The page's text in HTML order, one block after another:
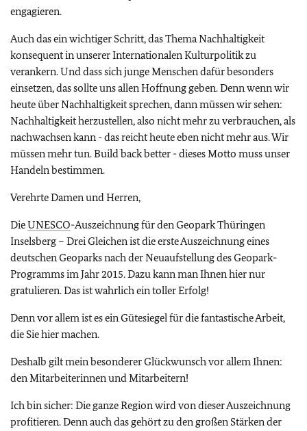
engagieren.
Auch das ein wichtiger Schritt, das Thema Nachhaltigkeit
konsequent in unserer Internationalen Kulturpolitik zu
verankern. Und dass sich junge Menschen dafür besonders
einsetzen, das sollte uns allen Hoffnung geben. Denn wenn wir
heute über Nachhaltigkeit sprechen, dann müssen wir sehen:
Nachhaltigkeit herzustellen, also nicht mehr zu verbrauchen, als
nachwachsen kann - das reicht heute eben nicht mehr aus. Wir
müssen mehr tun. Build back better - dieses Motto muss unser
Handeln bestimmen.
Verehrte Damen und Herren,
DieUNESCO-Auszeichnung für den Geopark Thüringen
Inselsberg – Drei Gleichen ist die erste Auszeichnung eines
deutschen Geoparks nach der Neuaufstellung des Geopark-
Programms im Jahr 2015. Dazu kann man Ihnen hier nur
gratulieren. Das ist wahrlich ein toller Erfolg!
Denn vor allem ist es ein Gütesiegel für die fantastische Arbeit,
die Sie hier machen.
Deshalb gilt mein besonderer Glückwunsch vor allem Ihnen:
den Mitarbeiterinnen und Mitarbeitern!
Ich bin sicher: Die ganze Region wird von dieser Auszeichnung
profitieren. Denn auch das gehört zu den großen Stärken der